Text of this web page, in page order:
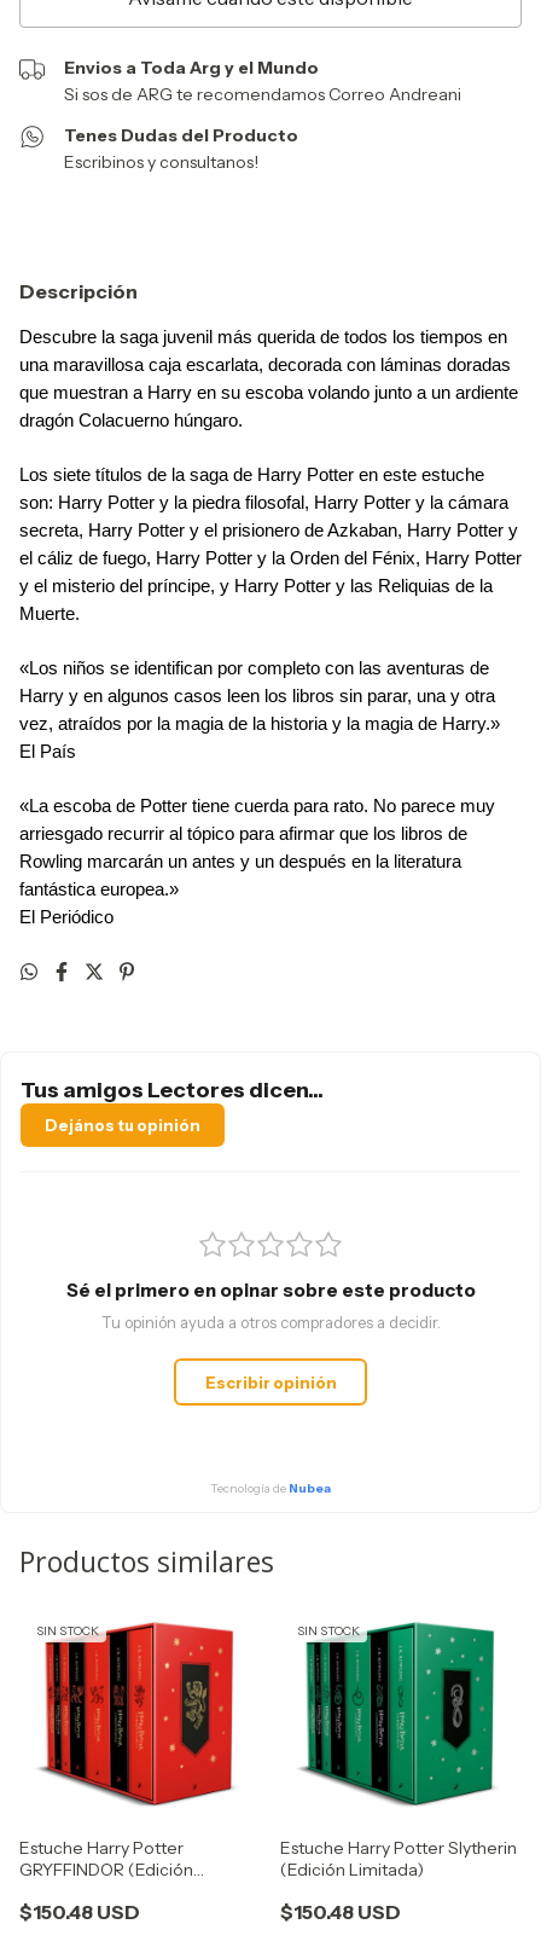
Envios a Toda Arg y el Mundo
Si sos de ARG te recomendamos Correo Andreani
Tenes Dudas del Producto
Escribinos y consultanos!
Descripción
Descubre la saga juvenil más querida de todos los tiempos en
una maravillosa caja escarlata, decorada con láminas doradas
que muestran a Harry en su escoba volando junto a un ardiente
dragón Colacuerno húngaro.
Los siete títulos de la saga de Harry Potter en este estuche
son: Harry Potter y la piedra filosofal, Harry Potter y la cámara
secreta, Harry Potter y el prisionero de Azkaban, Harry Potter y
el cáliz de fuego, Harry Potter y la Orden del Fénix, Harry Potter
y el misterio del príncipe, y Harry Potter y las Reliquias de la
Muerte.
«Los niños se identifican por completo con las aventuras de
Harry y en algunos casos leen los libros sin parar, una y otra
vez, atraídos por la magia de la historia y la magia de Harry.»
El País
«La escoba de Potter tiene cuerda para rato. No parece muy
arriesgado recurrir al tópico para afirmar que los libros de
Rowling marcarán un antes y un después en la literatura
fantástica europea.»
El Periódico
Tus amigos Lectores dicen...
Dejános tu opinión
Sé el primero en opinar sobre este producto
Tu opinión ayuda a otros compradores a decidir.
Escribir opinión
Tecnología de Nubea
Productos similares
SIN STOCK
Estuche Harry Potter
GRYFFINDOR (Edición
$150.48 USD
SIN STOCK
Estuche Harry Potter Slytherin
(Edición Limitada)
$150.48 USD